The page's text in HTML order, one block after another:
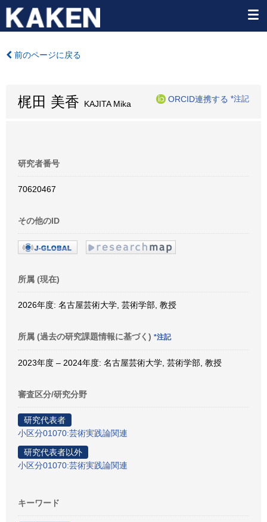
前のページに戻る
梶田 美香 KAJITA Mika
ORCID連携する *注記
研究者番号
70620467
その他のID
所属 (現在)
2026年度: 名古屋芸術大学, 芸術学部, 教授
所属 (過去の研究課題情報に基づく) *注記
2023年度 – 2024年度: 名古屋芸術大学, 芸術学部, 教授
審査区分/研究分野
研究代表者
小区分01070:芸術実践論関連
研究代表者以外
小区分01070:芸術実践論関連
キーワード